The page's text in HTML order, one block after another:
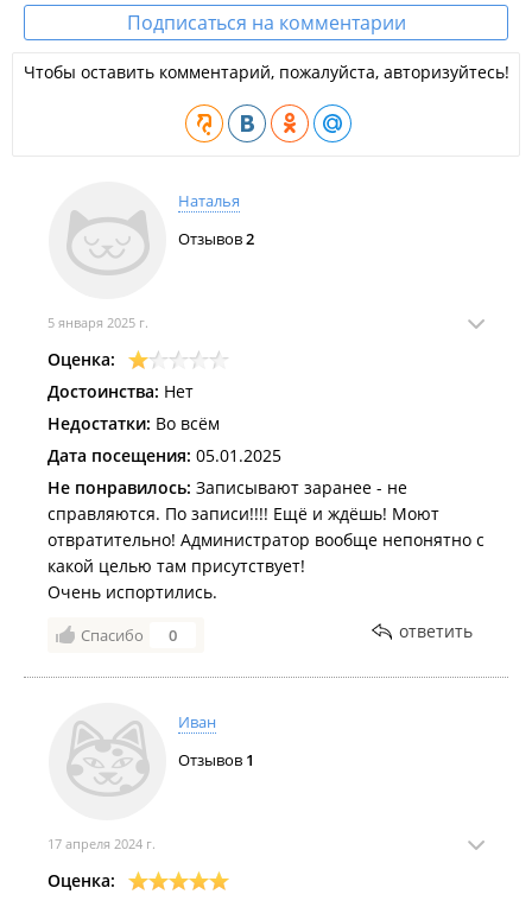
Подписаться на комментарии
Чтобы оставить комментарий, пожалуйста, авторизуйтесь!
Наталья
Отзывов2
5 января 2025 г.
Оценка:
Достоинства: Нет
Недостатки: Во всём
Дата посещения: 05.01.2025
Не понравилось: Записывают заранее - не
справляются. По записи!!!! Ещё и ждёшь! Моют
отвратительно! Администратор вообще непонятно с
какой целью там присутствует!
Очень испортились.
Спасибо 0 ответить
Иван
Отзывов 1
17 апреля 2024 г.
Оценка: